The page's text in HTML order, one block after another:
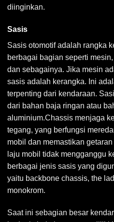
diinginkan.
Sasis
Sasis otomotif adalah rangka
berbagai bagian seperti
dan sebagainya. Jika mesin
sasis adalah kerangka. Ini
terpenting dari kendaraan.
dari bahan baja ringan atau
aluminium.Chassis menjaga
tegang, yang berfungsi
mobil dan memastikan
laju mobil tidak mengganggu
berbagai jenis sasis yang
yaitu backbone chassis, the
monokrom.
Saat ini sebagian besar